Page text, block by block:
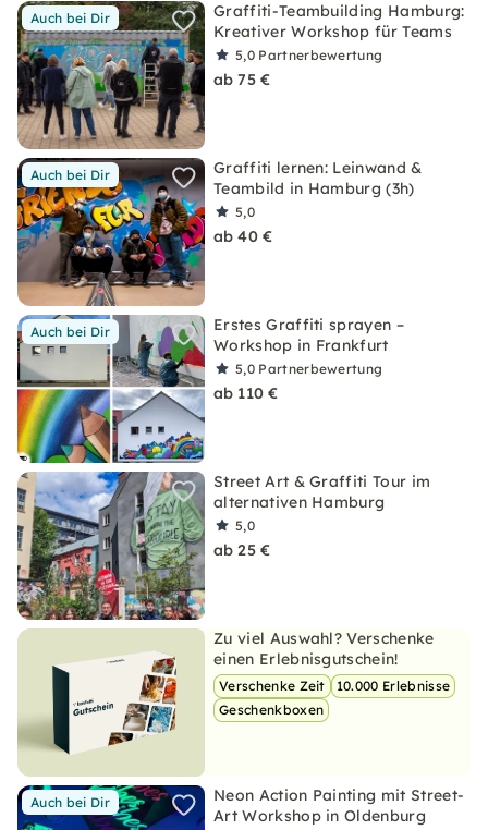
Auch bei Dir
Graffiti-Teambuilding Hamburg:
Kreativer Workshop für Teams
5,0 Partnerbewertung
ab 75 €
Auch bei Dir
Graffiti lernen: Leinwand &
Teambild in Hamburg (3h)
5,0
ab 40 €
Auch bei Dir
Erstes Graffiti sprayen –
Workshop in Frankfurt
5,0 Partnerbewertung
ab 110 €
Street Art & Graffiti Tour im
alternativen Hamburg
5,0
ab 25 €
Zu viel Auswahl? Verschenke
einen Erlebnisgutschein!
Verschenke Zeit
10.000 Erlebnisse
Geschenkboxen
Auch bei Dir
Neon Action Painting mit Street-
Art Workshop in Oldenburg